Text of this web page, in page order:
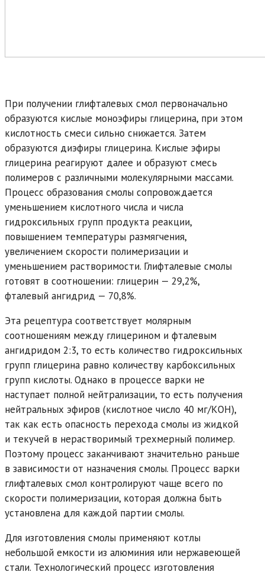
При получении глифталевых смол первоначально
образуются кислые моноэфиры глицерина, при этом
кислотность смеси сильно снижается. Затем
образуются диэфиры глицерина. Кислые эфиры
глицерина реагируют далее и образуют смесь
полимеров с различными молекулярными массами.
Процесс образования смолы сопровождается
уменьшением кислотного числа и числа
гидроксильных групп продукта реакции,
повышением температуры размягчения,
увеличением скорости полимеризации и
уменьшением растворимости. Глифталевые смолы
готовят в соотношении: глицерин — 29,2%,
фталевый ангидрид — 70,8%.
Эта рецептура соответствует молярным
соотношениям между глицерином и фталевым
ангидридом 2:3, то есть количество гидроксильных
групп глицерина равно количеству карбоксильных
групп кислоты. Однако в процессе варки не
наступает полной нейтрализации, то есть получения
нейтральных эфиров (кислотное число 40 мг/КОН),
так как есть опасность перехода смолы из жидкой
и текучей в нерастворимый трехмерный полимер.
Поэтому процесс заканчивают значительно раньше
в зависимости от назначения смолы. Процесс варки
глифталевых смол контролируют чаще всего по
скорости полимеризации, которая должна быть
установлена для каждой партии смолы.
Для изготовления смолы применяют котлы
небольшой емкости из алюминия или нержавеющей
стали. Технологический процесс изготовления